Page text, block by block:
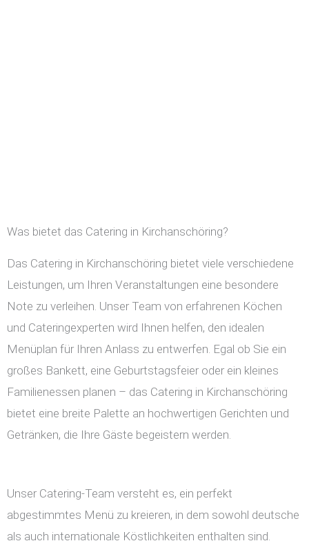
Was bietet das Catering in Kirchanschöring?
Das Catering in Kirchanschöring bietet viele verschiedene
Leistungen, um Ihren Veranstaltungen eine besondere
Note zu verleihen. Unser Team von erfahrenen Köchen
und Cateringexperten wird Ihnen helfen, den idealen
Menüplan für Ihren Anlass zu entwerfen. Egal ob Sie ein
großes Bankett, eine Geburtstagsfeier oder ein kleines
Familienessen planen – das Catering in Kirchanschöring
bietet eine breite Palette an hochwertigen Gerichten und
Getränken, die Ihre Gäste begeistern werden.
Unser Catering-Team versteht es, ein perfekt
abgestimmtes Menü zu kreieren, in dem sowohl deutsche
als auch internationale Köstlichkeiten enthalten sind.